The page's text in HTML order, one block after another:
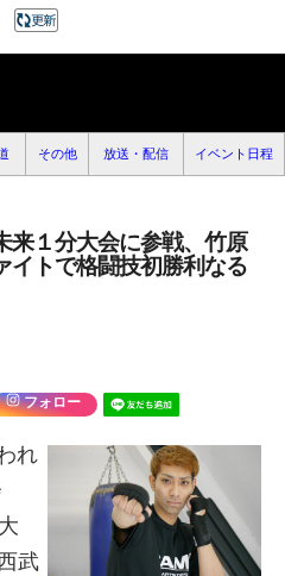
その他 放送・配信 イベント日程
来１分大会に参戦、竹原
イトで格闘技初勝利なる
フォロー
れ
武